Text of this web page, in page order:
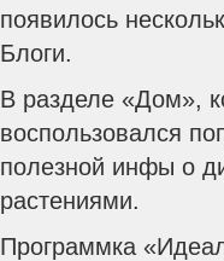
появилось
Блоги.
В разделе «Дом»,
воспользовался
полезной инфы о
растениями.
Программка